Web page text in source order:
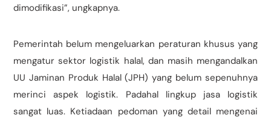
dimodifikasi”, ungkapnya.
Pemerintah belum mengeluarkan peraturan khusus yang
mengatur sektor logistik halal, dan masih mengandalkan
UU Jaminan Produk Halal (JPH) yang belum sepenuhnya
merinci aspek logistik. Padahal lingkup jasa logistik
sangat luas. Ketiadaan pedoman yang detail mengenai